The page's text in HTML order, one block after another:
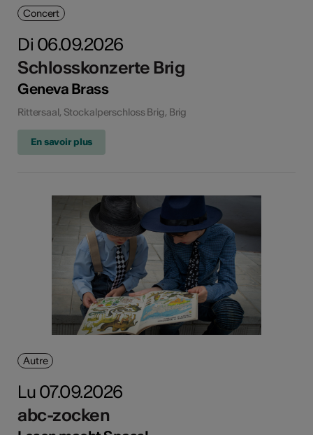
Concert
Di 06.09.2026
Schlosskonzerte Brig
Geneva Brass
Rittersaal, Stockalperschloss Brig, Brig
En savoir plus
Autre
Lu 07.09.2026
abc-zocken